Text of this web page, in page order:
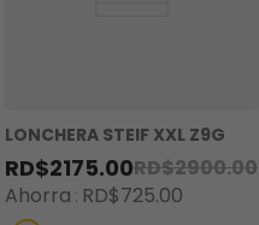
LONCHERA STEIF XXL Z9G
RD$2175.00RD$2900.00
Ahorra RD$725.00